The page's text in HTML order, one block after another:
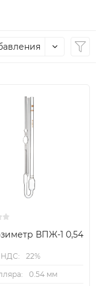
ВПЖ-1 0,54
НДС:
22%
0.54 мм